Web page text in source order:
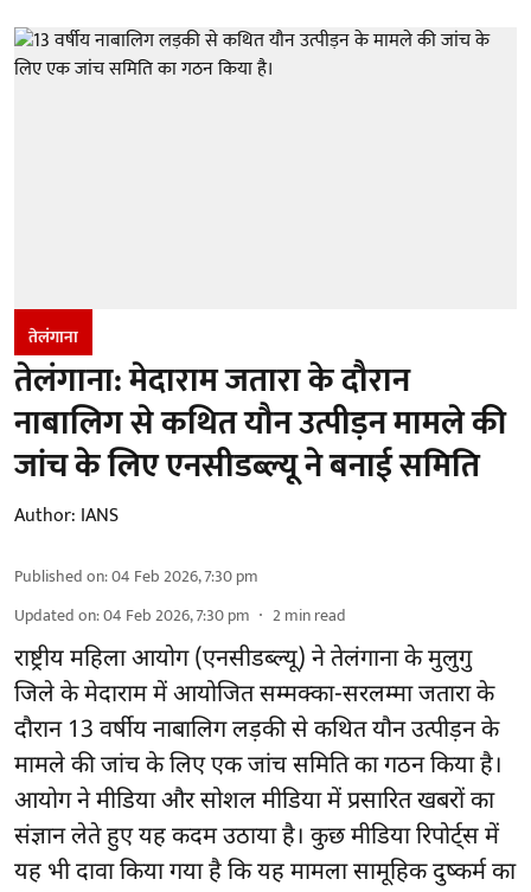
तेलंगाना
तेलंगाना: मेदाराम जतारा के दौरान
नाबालिग से कथित यौन उत्पीड़न मामले की
जांच के लिए एनसीडब्ल्यू ने बनाई समिति
Author: IANS
Published on:04 Feb 2026, 7:30 pm
Updated on:04 Feb 2026, 7:30 pm 2min read
राष्ट्रीय महिला आयोग (एनसीडब्ल्यू) ने तेलंगाना के मुलुगु
जिले के मेदाराम में आयोजित सम्मक्का-सरलम्मा जतारा के
दौरान 13 वर्षीय नाबालिग लड़की से कथित यौन उत्पीड़न के
मामले की जांच के लिए एक जांच समिति का गठन किया है।
आयोग ने मीडिया और सोशल मीडिया में प्रसारित खबरों का
संज्ञान लेते हुए यह कदम उठाया है। कुछ मीडिया रिपोर्ट्स में
यह भी दावा किया गया है कि यह मामला सामूहिक दुष्कर्म का